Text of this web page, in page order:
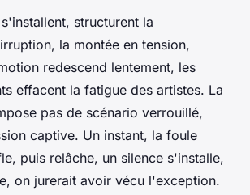
structurent la
la montée en tension,
redescend lentement, les
effacent la fatigue des artistes. La
pas de scénario verrouillé,
captive. Un instant, la foule
puis relâche, un silence s'installe,
on jurerait avoir vécu l'exception.